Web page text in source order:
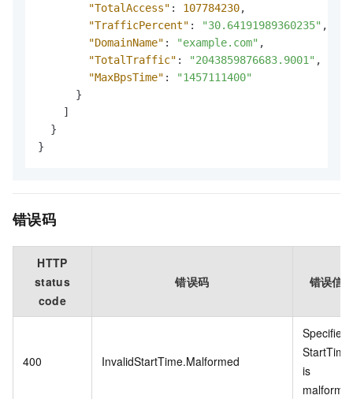
"TotalAccess" : 107784230,
"TrafficPercent" : "30.64191989360235" ,
"DomainName" : "example.com" ,
"TotalTraffic" : "2043859876683.9001" ,
"MaxBpsTime" :
"1457111400"
}
]
}
}
错误码
HTTP
status
code
错误码 错误信
400 InvalidStartTime.Malformed
Specified
StartTime
is